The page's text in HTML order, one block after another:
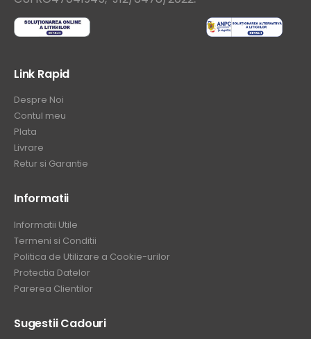
Link Rapid
Despre Noi
Contul meu
Plata
Livrare
Retur si Garantie
Informatii
Informatii Utile
Termeni si Conditii
Politica de Utilizare a Cookie-urilor
Protectia Datelor
Parerea Clientilor
Sugestii Cadouri